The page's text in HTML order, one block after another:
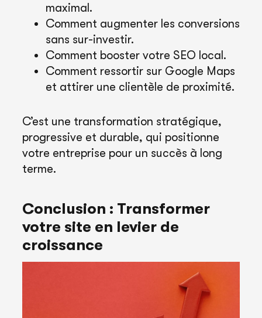
maximal.
Comment augmenter les conversions
sans sur-investir.
Comment booster votre SEO local.
Comment ressortir sur Google Maps
et attirer une clientèle de proximité.
C’est une transformation stratégique,
progressive et durable, qui positionne
votre entreprise pour un succès à long
terme.
Conclusion : Transformer
votre site en levier de
croissance